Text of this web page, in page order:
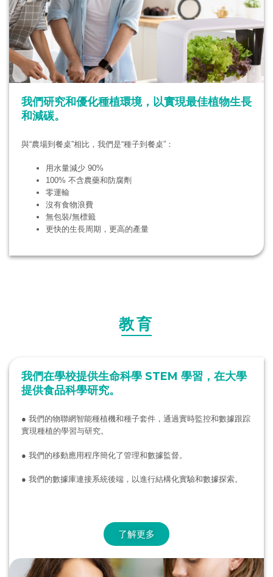
我們研究和優化種植環境，以實現最佳植物生長
和減碳。
與“農場到餐桌”相比，我們是“種子到餐桌”：
用水量減少 90%
100% 不含農藥和防腐劑
零運輸
沒有食物浪費
無包裝/無標籤
更快的生長周期，更高的產量
教育
我們在學校提供生命科學 STEM 學習，在大學
提供食品科學研究。
● 我們的物聯網智能種植機和種子套件，通過實時監控和數據跟踪
實現種植的學習与研究。
● 我們的移動應用程序簡化了管理和數據監督。
● 我們的數據庫連接系統後端，以進行結構化實驗和數據探索。
了解更多